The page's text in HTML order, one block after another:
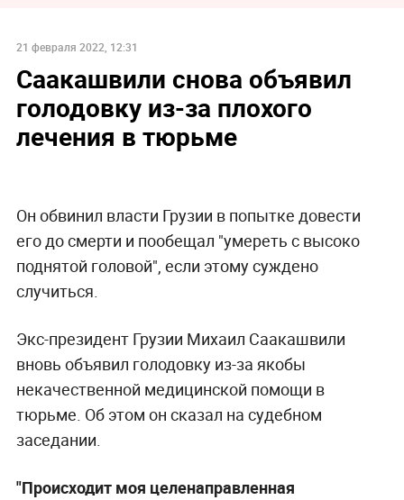
21 февраля 2022, 12:31
Саакашвили снова объявил
голодовку из-за плохого
лечения в тюрьме
Он обвинил власти Грузии в попытке довести
его до смерти и пообещал "умереть с высоко
поднятой головой", если этому суждено
случиться.
Экс-президент Грузии Михаил Саакашвили
вновь объявил голодовку из-за якобы
некачественной медицинской помощи в
тюрьме. Об этом он сказал на судебном
заседании.
"Происходит моя целенаправленная